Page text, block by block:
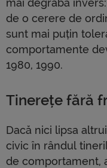
mai degrabă
de o cerere de
sunt mai puțin
comportamente
1980, 1990.
Tinerețe fără
Dacă nici lipsa
civic în rândul
de comportament,